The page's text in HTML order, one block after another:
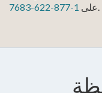
على 1-877-622-7683 .